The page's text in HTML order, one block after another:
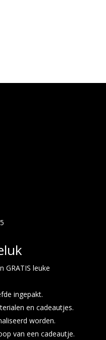
GRATIS leuke
ingepakt.
en cadeautjes.
worden.
van een cadeautje.